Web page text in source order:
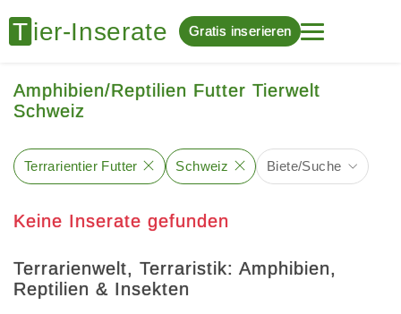
Gratis inserieren
Amphibien/Reptilien Futter Tierwelt
Schweiz
Terrarientier Futter Schweiz Biete/Suche
Keine Inserate gefunden
Terrarienwelt, Terraristik: Amphibien,
Reptilien & Insekten